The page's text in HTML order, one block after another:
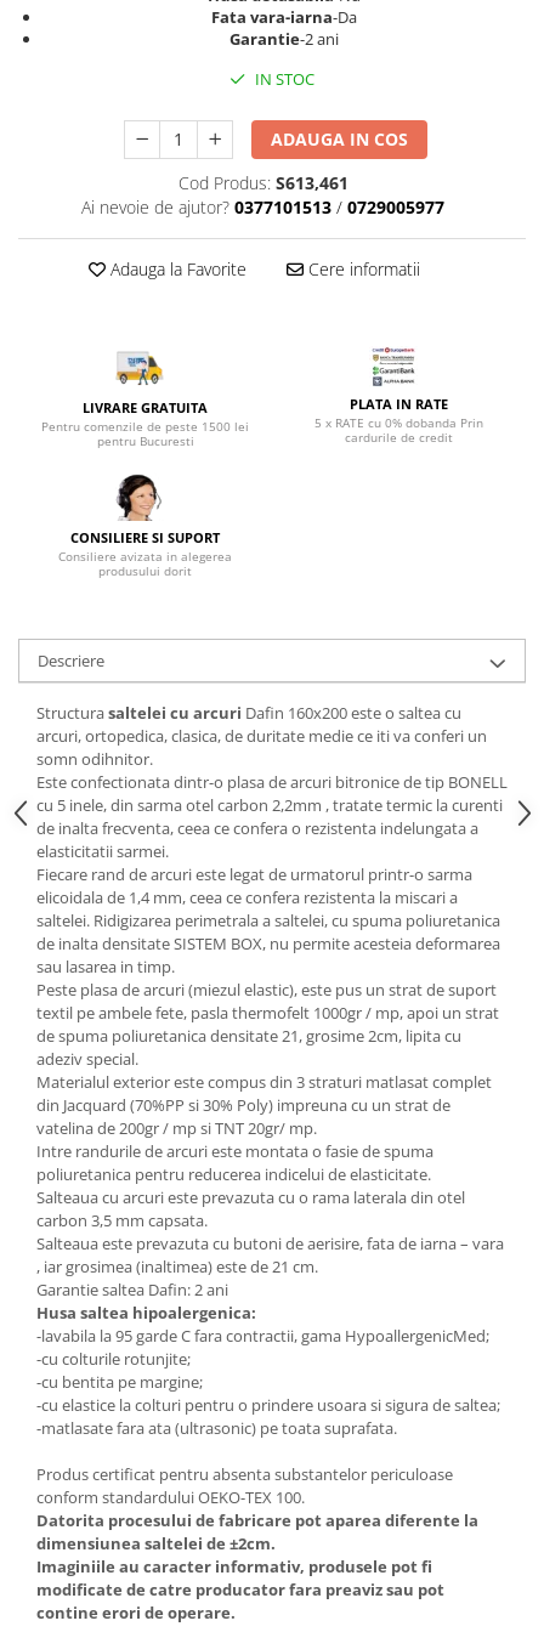
Top saltele 10 cm
Saltele ieftine
Saltele cu plasa de arcuri
Saltele cu spuma
Scaune manager
Scaune pentru bucatarie
Mobila bucatarie
Seturi mese si scaune bucatarie
Mobilier hol
Suporturi si rafturi pantofi
Seturi mobilier hol
Stender haine
Suport pentru umerase
Mobilier gradinita
Mese gradinita
Set mese si scaune gradinita
Mobilier copii
Mobila camera copii
Scaune birou pentru copii
Saltele patuturi copii
Paturi copii
Masa si scaune gradinita
Seturi comode living si dormitor
Fata vara-iarna-Da
Garantie-2 ani
IN STOC
ADAUGA IN COS
Cod Produs: S613,461
Ai nevoie de ajutor? 0377101513 / 0729005977
Adauga la Favorite Cere informatii
LIVRARE GRATUITA
Pentru comenzile de peste 1500 lei
pentru Bucuresti
PLATA IN RATE
5 x RATE cu 0% dobanda Prin
cardurile de credit
CONSILIERE SI SUPORT
Consiliere avizata in alegerea
produsului dorit
Descriere
Structurasaltelei cu arcuri Dafin 160x200 este o saltea cu
arcuri, ortopedica, clasica, de duritate medie ce iti va conferi un
somn odihnitor.
Este confectionata dintr-o plasa de arcuri bitronice de tip BONELL
cu 5 inele, din sarma otel carbon 2,2mm , tratate termic la curenti
de inalta frecventa, ceea ce confera o rezistenta indelungata a
elasticitatii sarmei.
Fiecare rand de arcuri este legat de urmatorul printr-o sarma
elicoidala de 1,4 mm, ceea ce confera rezistenta la miscari a
saltelei. Ridigizarea perimetrala a saltelei, cu spuma poliuretanica
de inalta densitate SISTEM BOX, nu permite acesteia deformarea
sau lasarea in timp.
Peste plasa de arcuri (miezul elastic), este pus un strat de suport
textil pe ambele fete, pasla thermofelt 1000gr / mp, apoi un strat
de spuma poliuretanica densitate 21, grosime 2cm, lipita cu
adeziv special.
Materialul exterior este compus din 3 straturi matlasat complet
din Jacquard (70%PP si 30% Poly) impreuna cu un strat de
vatelina de 200gr / mp si TNT 20gr/ mp.
Intre randurile de arcuri este montata o fasie de spuma
poliuretanica pentru reducerea indicelui de elasticitate.
Salteaua cu arcuri este prevazuta cu o rama laterala din otel
carbon 3,5 mm capsata.
Salteaua este prevazuta cu butoni de aerisire, fata de iarna – vara
, iar grosimea (inaltimea) este de 21 cm.
Garantie saltea Dafin: 2 ani
Husa saltea hipoalergenica:
-lavabila la 95 garde C fara contractii, gama HypoallergenicMed;
-cu colturile rotunjite;
-cu bentita pe margine;
-cu elastice la colturi pentru o prindere usoara si sigura de saltea;
-matlasate fara ata (ultrasonic) pe toata suprafata.
Produs certificat pentru absenta substantelor periculoase
conform standardului OEKO-TEX 100.
Datorita procesului de fabricare pot aparea diferente la
dimensiunea saltelei de ±2cm.
Imaginiile au caracter informativ, produsele pot fi
modificate de catre producator fara preaviz sau pot
contine erori de operare.